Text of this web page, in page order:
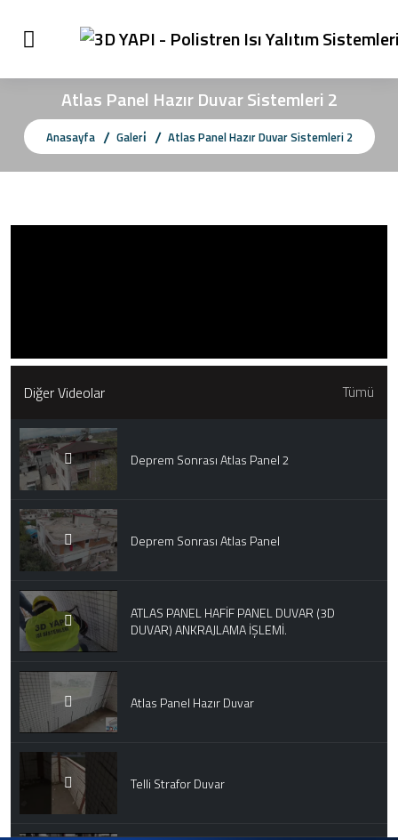
Atlas Panel Hazır Duvar Sistemleri 2
Anasayfa Galeri̇ Atlas Panel Hazır Duvar Sistemleri 2
Diğer Videolar Tümü
Deprem Sonrası Atlas Panel 2
Deprem Sonrası Atlas Panel
ATLAS PANEL HAFİF PANEL DUVAR (3D
DUVAR) ANKRAJLAMA İŞLEMİ.
Atlas Panel Hazır Duvar
Telli Strafor Duvar